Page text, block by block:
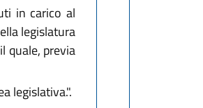
in carico al
legislatura
quale, previa
legislativa.".